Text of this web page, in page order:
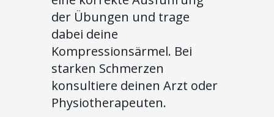
der Übungen und trage
dabei deine
Kompressionsärmel. Bei
starken Schmerzen
konsultiere deinen Arzt oder
Physiotherapeuten.